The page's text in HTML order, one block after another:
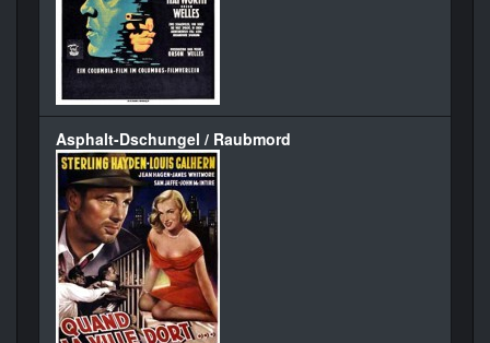
Asphalt-Dschungel / Raubmord